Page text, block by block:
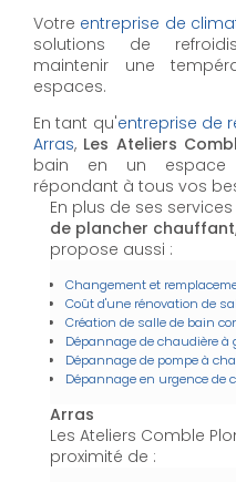
Votre entreprise de
solutions de
maintenir une
espaces.
En tant qu'entreprise de
Arras, Les Ateliers
bain en un espace
répondant à tous vos
En plus de ses services
de plancher
propose aussi :
Changement et
Coût d'une rénovation de
Création de salle de bain
Dépannage de chaudière
Dépannage de pompe à
Dépannage en urgence de
Arras
Les Ateliers Comble
proximité de :